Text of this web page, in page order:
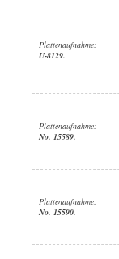
Plattenaufnahme:
U-8129.
Plattenaufnahme:
No. 15589.
Plattenaufnahme:
No. 15590.